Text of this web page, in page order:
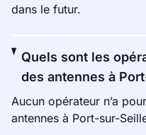
dans le futur.
Quels sont les
des antennes à
Aucun opérateur n’a
antennes à Port-sur-